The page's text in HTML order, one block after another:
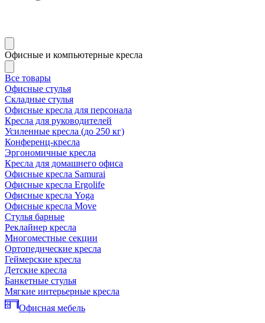
Офисные и компьютерные кресла
Все товары
Офисные стулья
Складные стулья
Офисные кресла для персонала
Кресла для руководителей
Усиленные кресла (до 250 кг)
Конференц-кресла
Эргономичные кресла
Кресла для домашнего офиса
Офисные кресла Samurai
Офисные кресла Ergolife
Офисные кресла Yoga
Офисные кресла Move
Стулья барные
Реклайнер кресла
Многоместные секции
Ортопедические кресла
Геймерские кресла
Детские кресла
Банкетные стулья
Мягкие интерьерные кресла
Офисная мебель